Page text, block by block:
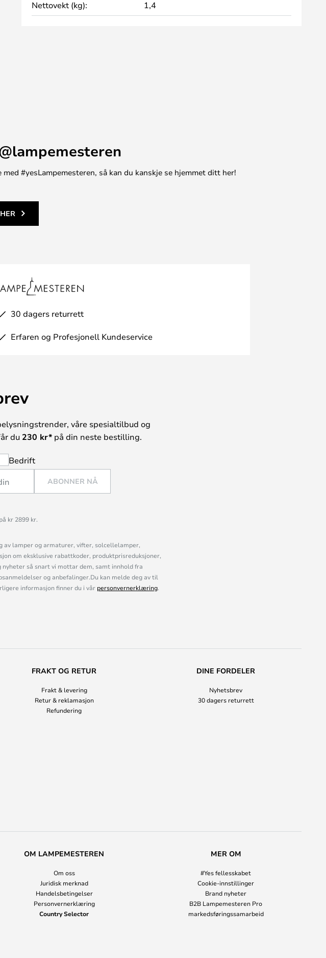
Nettovekt (kg):
1,4
#yesLampemesteren, så kan du kanskje se hjemmet ditt her!
30 dagers returrett
Erfaren og Profesjonell Kundeservice
våre spesialtilbud og
du 230 kr*på din neste bestilling.
Bedrift
ABONNER NÅ
kr 2899 kr.
av lamper og armaturer, vifter, solcellelamper,
om eksklusive rabattkoder, produktprisreduksjoner,
så snart vi mottar dem, samt innhold fra
og anbefalinger.Du kan melde deg av til
informasjon finner du i vår personvernerklæring.
FRAKT OG RETUR
Frakt & levering
Retur & reklamasjon
Refundering
DINE FORDELER
Nyhetsbrev
30 dagers returrett
OM LAMPEMESTEREN
Om oss
Juridisk merknad
Handelsbetingelser
Personvernerklæring
Country Selector
MER OM
#Yes fellesskabet
Cookie-innstillinger
Brand nyheter
B2B Lampemesteren Pro
markedsføringssamarbeid